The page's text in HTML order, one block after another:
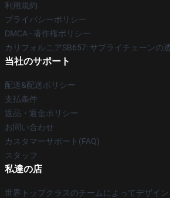
利用規約
プライバシーポリシー
DMCA - 著作権ポリシー
カリフォルニアSB657: サプライチェーンの
当社のサポート
配送&配送ポリシー
支払条件
返品・返金ポリシー
お問い合わせ
カスタマーサポート(FAQ)
スタッフ
私達の店
世界トップクラスのチームによってデザイ